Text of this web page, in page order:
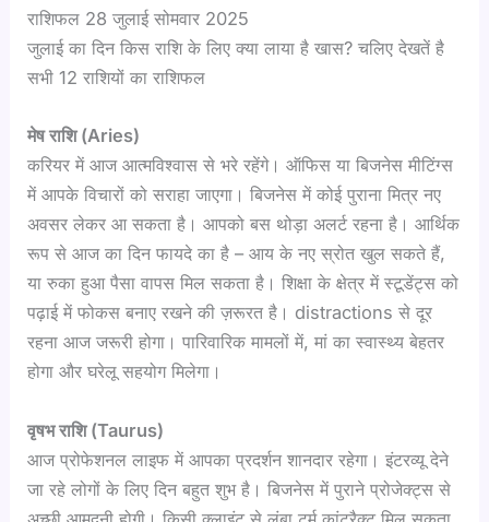
राशिफल 28 जुलाई सोमवार 2025
जुलाई का दिन किस राशि के लिए क्या लाया है खास? चलिए देखतें है
सभी 12 राशियों का राशिफल
मेष राशि (Aries)
करियर में आज आत्मविश्वास से भरे रहेंगे। ऑफिस या बिजनेस मीटिंग्स
में आपके विचारों को सराहा जाएगा। बिजनेस में कोई पुराना मित्र नए
अवसर लेकर आ सकता है। आपको बस थोड़ा अलर्ट रहना है। आर्थिक
रूप से आज का दिन फायदे का है – आय के नए स्रोत खुल सकते हैं,
या रुका हुआ पैसा वापस मिल सकता है। शिक्षा के क्षेत्र में स्टूडेंट्स को
पढ़ाई में फोकस बनाए रखने की ज़रूरत है। distractions से दूर
रहना आज जरूरी होगा। पारिवारिक मामलों में, मां का स्वास्थ्य बेहतर
होगा और घरेलू सहयोग मिलेगा।
वृषभ राशि (Taurus)
आज प्रोफेशनल लाइफ में आपका प्रदर्शन शानदार रहेगा। इंटरव्यू देने
जा रहे लोगों के लिए दिन बहुत शुभ है। बिजनेस में पुराने प्रोजेक्ट्स से